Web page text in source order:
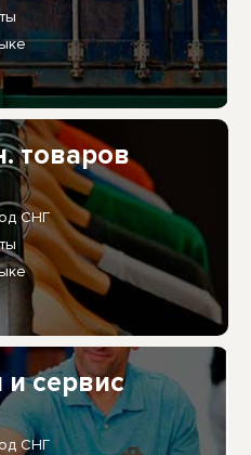
товаров
СНГ
сервис
СНГ